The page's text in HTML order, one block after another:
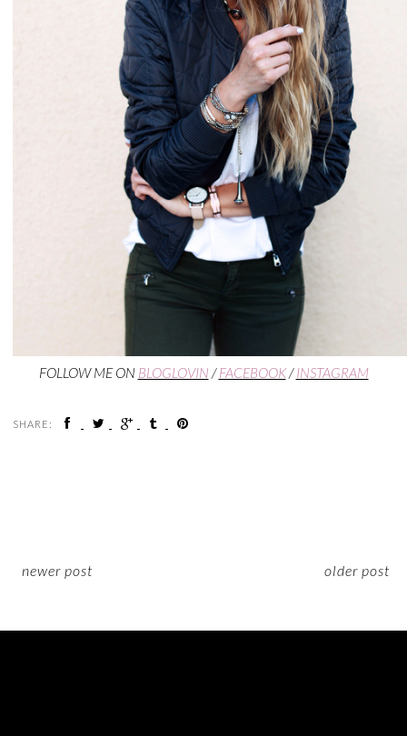
FOLLOW ME ON BLOGLOVIN /FACEBOOK/INSTAGRAM
SHARE:
newer post older post